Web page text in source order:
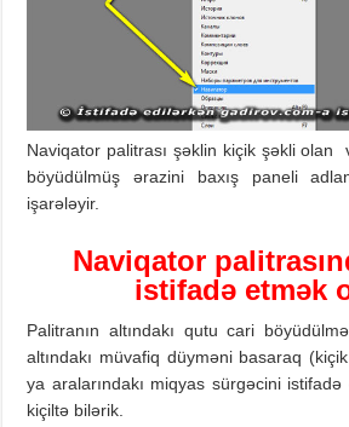
Naviqator palitrası şəklin kiçik şəkli olan
böyüdülmüş ərazini baxış paneli
işarələyir.
Naviqator
istifadə etmək
Palitranın altındakı qutu cari
altındakı müvafiq düyməni basaraq
ya aralarındakı miqyas sürgəcini
kiçiltə bilərik.